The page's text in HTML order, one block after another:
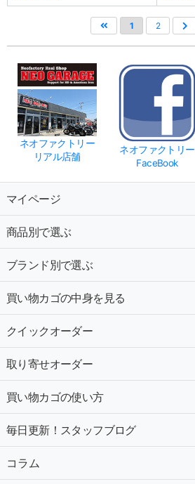
1 2
ネオファクトリー
リアル店舗
ネオファクトリー
FaceBook
マイページ
商品別で選ぶ
ブランド別で選ぶ
買い物カゴの中身を見る
クイックオーダー
取り寄せオーダー
買い物カゴの使い方
毎日更新！スタッフブログ
コラム